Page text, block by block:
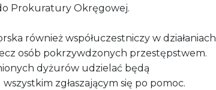
Prokuratury Okręgowej.
również współuczestniczy w działaniach
osób pokrzywdzonych przestępstwem.
dyżurów udzielać będą
zgłaszającym się po pomoc.